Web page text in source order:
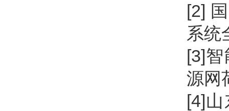
[2]
系统
[3]
源网
[4]